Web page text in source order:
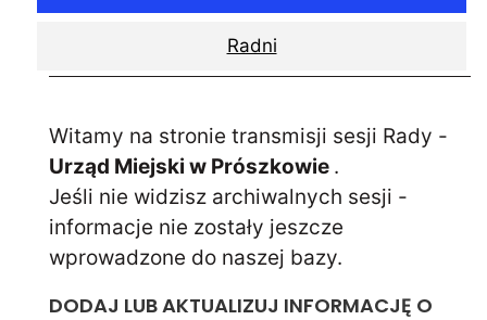
Radni
Witamy na stronie transmisji sesji Rady -
Urząd Miejski w Prószkowie .
Jeśli nie widzisz archiwalnych sesji -
informacje nie zostały jeszcze
wprowadzone do naszej bazy.
DODAJ LUB AKTUALIZUJ INFORMACJĘ O